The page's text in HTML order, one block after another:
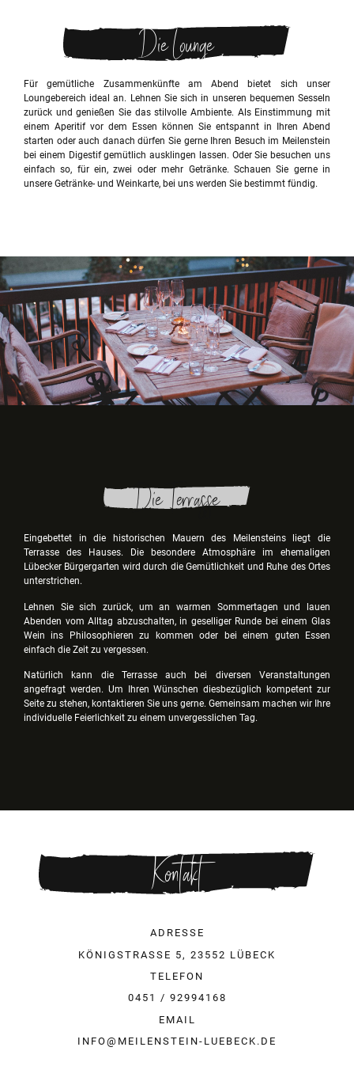
Die Lounge
Für gemütliche Zusammenkünfte am Abend bietet sich unser
Loungebereich ideal an. Lehnen Sie sich in unseren bequemen Sesseln
zurück und genießen Sie das stilvolle Ambiente. Als Einstimmung mit
einem Aperitif vor dem Essen können Sie entspannt in Ihren Abend
starten oder auch danach dürfen Sie gerne Ihren Besuch im Meilenstein
bei einem Digestif gemütlich ausklingen lassen. Oder Sie besuchen uns
einfach so, für ein, zwei oder mehr Getränke. Schauen Sie gerne in
unsere Getränke- und Weinkarte, bei uns werden Sie bestimmt fündig.
Die Terrasse
Eingebettet in die historischen Mauern des Meilensteins liegt die
Terrasse des Hauses. Die besondere Atmosphäre im ehemaligen
Lübecker Bürgergarten wird durch die Gemütlichkeit und Ruhe des Ortes
unterstrichen.
Lehnen Sie sich zurück, um an warmen Sommertagen und lauen
Abenden vom Alltag abzuschalten, in geselliger Runde bei einem Glas
Wein ins Philosophieren zu kommen oder bei einem guten Essen
einfach die Zeit zu vergessen.
Natürlich kann die Terrasse auch bei diversen Veranstaltungen
angefragt werden. Um Ihren Wünschen diesbezüglich kompetent zur
Seite zu stehen, kontaktieren Sie uns gerne. Gemeinsam machen wir Ihre
individuelle Feierlichkeit zu einem unvergesslichen Tag.
Kontakt
ADRESSE
KÖNIGSTRASSE 5, 23552 LÜBECK
TELEFON
0451 / 92994168
EMAIL
INFO@MEILENSTEIN-LUEBECK.DE